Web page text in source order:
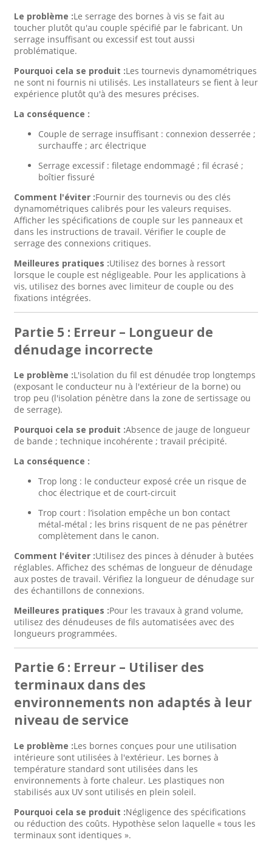
Le problème :Le serrage des bornes à vis se fait au
toucher plutôt qu'au couple spécifié par le fabricant. Un
serrage insuffisant ou excessif est tout aussi
problématique.
Pourquoi cela se produit :Les tournevis dynamométriques
ne sont ni fournis ni utilisés. Les installateurs se fient à leur
expérience plutôt qu'à des mesures précises.
La conséquence :
Couple de serrage insuffisant : connexion desserrée ;
surchauffe ; arc électrique
Serrage excessif : filetage endommagé ; fil écrasé ;
boîtier fissuré
Comment l'éviter :Fournir des tournevis ou des clés
dynamométriques calibrés pour les valeurs requises.
Afficher les spécifications de couple sur les panneaux et
dans les instructions de travail. Vérifier le couple de
serrage des connexions critiques.
Meilleures pratiques :Utilisez des bornes à ressort
lorsque le couple est négligeable. Pour les applications à
vis, utilisez des bornes avec limiteur de couple ou des
fixations intégrées.
Partie 5 : Erreur – Longueur de
dénudage incorrecte
Le problème :L'isolation du fil est dénudée trop longtemps
(exposant le conducteur nu à l'extérieur de la borne) ou
trop peu (l'isolation pénètre dans la zone de sertissage ou
de serrage).
Pourquoi cela se produit :Absence de jauge de longueur
de bande ; technique incohérente ; travail précipité.
La conséquence :
Trop long : le conducteur exposé crée un risque de
choc électrique et de court-circuit
Trop court : l’isolation empêche un bon contact
métal-métal ; les brins risquent de ne pas pénétrer
complètement dans le canon.
Comment l'éviter :Utilisez des pinces à dénuder à butées
réglables. Affichez des schémas de longueur de dénudage
aux postes de travail. Vérifiez la longueur de dénudage sur
des échantillons de connexions.
Meilleures pratiques :Pour les travaux à grand volume,
utilisez des dénudeuses de fils automatisées avec des
longueurs programmées.
Partie 6 : Erreur – Utiliser des
terminaux dans des
environnements non adaptés à leur
niveau de service
Le problème :Les bornes conçues pour une utilisation
intérieure sont utilisées à l'extérieur. Les bornes à
température standard sont utilisées dans les
environnements à forte chaleur. Les plastiques non
stabilisés aux UV sont utilisés en plein soleil.
Pourquoi cela se produit :Négligence des spécifications
ou réduction des coûts. Hypothèse selon laquelle « tous les
terminaux sont identiques ».